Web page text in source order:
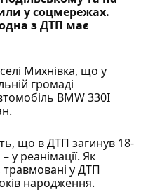
у соцмережах.
з ДТП має
Михнівка, що у
громаді
BMW 330I
, що в ДТП загинув 18-
у реанімації. Як
травмовані у ДТП
народження.